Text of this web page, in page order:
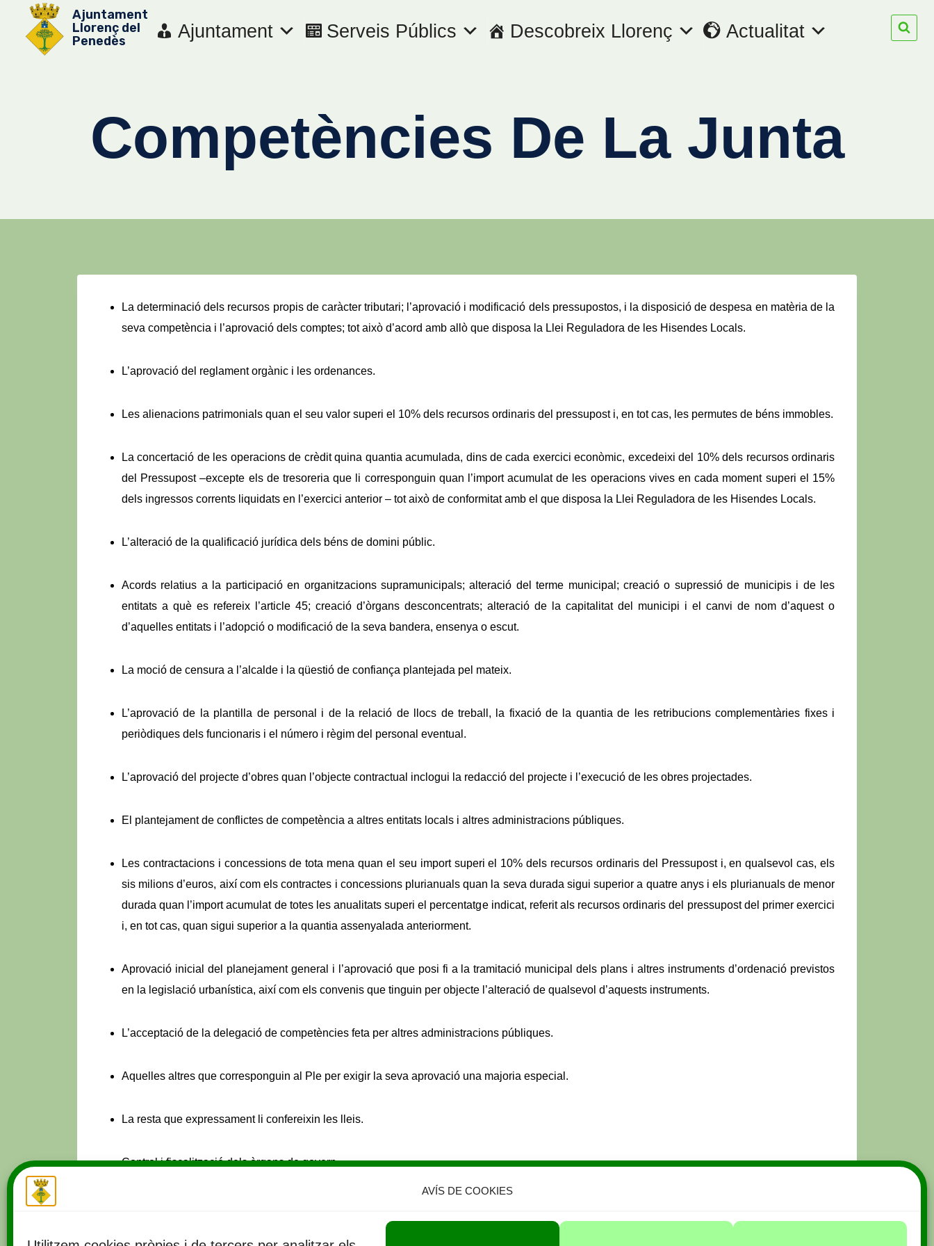
AVÍS DE COOKIES
contingut
Ajuntament
Llorenç del
Penedès
Ajuntament Serveis Públics Descobreix Llorenç Actualitat
Competències De La Junta
La determinació dels recursos propis de caràcter tributari; l’aprovació i modificació dels pressupostos, i la disposició de despesa en matèria de la
seva competència i l’aprovació dels comptes; tot això d’acord amb allò que disposa la Llei Reguladora de les Hisendes Locals.
L’aprovació del reglament orgànic i les ordenances.
Les alienacions patrimonials quan el seu valor superi el 10% dels recursos ordinaris del pressupost i, en tot cas, les permutes de béns immobles.
La concertació de les operacions de crèdit quina quantia acumulada, dins de cada exercici econòmic, excedeixi del 10% dels recursos ordinaris
del Pressupost –excepte els de tresoreria que li corresponguin quan l’import acumulat de les operacions vives en cada moment superi el 15%
dels ingressos corrents liquidats en l’exercici anterior – tot això de conformitat amb el que disposa la Llei Reguladora de les Hisendes Locals.
L’alteració de la qualificació jurídica dels béns de domini públic.
Acords relatius a la participació en organitzacions supramunicipals; alteració del terme municipal; creació o supressió de municipis i de les
entitats a què es refereix l’article 45; creació d’òrgans desconcentrats; alteració de la capitalitat del municipi i el canvi de nom d’aquest o
d’aquelles entitats i l’adopció o modificació de la seva bandera, ensenya o escut.
La moció de censura a l’alcalde i la qüestió de confiança plantejada pel mateix.
L’aprovació de la plantilla de personal i de la relació de llocs de treball, la fixació de la quantia de les retribucions complementàries fixes i
periòdiques dels funcionaris i el número i règim del personal eventual.
L’aprovació del projecte d’obres quan l’objecte contractual inclogui la redacció del projecte i l’execució de les obres projectades.
El plantejament de conflictes de competència a altres entitats locals i altres administracions públiques.
Les contractacions i concessions de tota mena quan el seu import superi el 10% dels recursos ordinaris del Pressupost i, en qualsevol cas, els
sis milions d’euros, així com els contractes i concessions plurianuals quan la seva durada sigui superior a quatre anys i els plurianuals de menor
durada quan l’import acumulat de totes les anualitats superi el percentatge indicat, referit als recursos ordinaris del pressupost del primer exercici
i, en tot cas, quan sigui superior a la quantia assenyalada anteriorment.
Aprovació inicial del planejament general i l’aprovació que posi fi a la tramitació municipal dels plans i altres instruments d’ordenació previstos
en la legislació urbanística, així com els convenis que tinguin per objecte l’alteració de qualsevol d’aquests instruments.
L’acceptació de la delegació de competències feta per altres administracions públiques.
Aquelles altres que corresponguin al Ple per exigir la seva aprovació una majoria especial.
La resta que expressament li confereixin les lleis.
Control i fiscalització dels òrgans de govern.